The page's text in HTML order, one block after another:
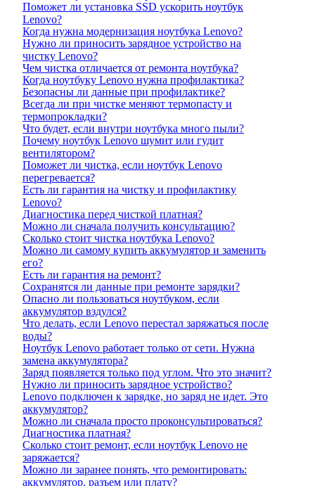
Поможет ли установка SSD ускорить ноутбук
Lenovo?
Когда нужна модернизация ноутбука Lenovo?
Нужно ли приносить зарядное устройство на
чистку Lenovo?
Чем чистка отличается от ремонта ноутбука?
Когда ноутбуку Lenovo нужна профилактика?
Безопасны ли данные при профилактике?
Всегда ли при чистке меняют термопасту и
термопрокладки?
Что будет, если внутри ноутбука много пыли?
Почему ноутбук Lenovo шумит или гудит
вентилятором?
Поможет ли чистка, если ноутбук Lenovo
перегревается?
Есть ли гарантия на чистку и профилактику
Lenovo?
Диагностика перед чисткой платная?
Можно ли сначала получить консультацию?
Сколько стоит чистка ноутбука Lenovo?
Можно ли самому купить аккумулятор и заменить
его?
Есть ли гарантия на ремонт?
Сохранятся ли данные при ремонте зарядки?
Опасно ли пользоваться ноутбуком, если
аккумулятор вздулся?
Что делать, если Lenovo перестал заряжаться после
воды?
Ноутбук Lenovo работает только от сети. Нужна
замена аккумулятора?
Заряд появляется только под углом. Что это значит?
Нужно ли приносить зарядное устройство?
Lenovo подключен к зарядке, но заряд не идет. Это
аккумулятор?
Можно ли сначала просто проконсультироваться?
Диагностика платная?
Сколько стоит ремонт, если ноутбук Lenovo не
заряжается?
Можно ли заранее понять, что ремонтировать:
аккумулятор, разъем или плату?